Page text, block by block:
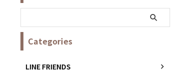
Categories
LINE FRIENDS